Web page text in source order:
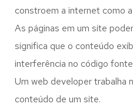
constroem a internet como
As páginas em um site
significa que o conteúdo
interferência no código
Um web developer trabalha
conteúdo de um site.